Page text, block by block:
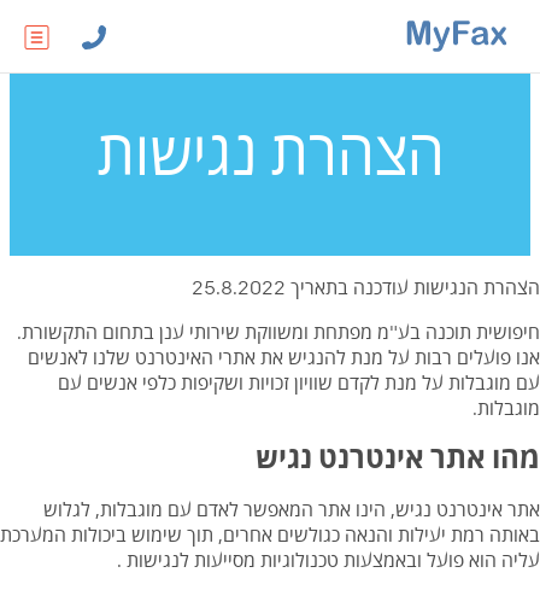
הצהרת נגישות
הצהרת הנגישות עודכנה בתאריך 25.8.2022
חיפושית תוכנה בע"מ מפתחת ומשווקת שירותי ענן בתחום התקשורת.
אנו פועלים רבות על מנת להנגיש את אתרי האינטרנט שלנו לאנשים
עם מוגבלות על מנת לקדם שוויון זכויות ושקיפות כלפי אנשים עם
מוגבלות.
מהו אתר אינטרנט נגיש
אתר אינטרנט נגיש, הינו אתר המאפשר לאדם עם מוגבלות, לגלוש
באותה רמת יעילות והנאה כגולשים אחרים, תוך שימוש ביכולות המערכת
עליה הוא פועל ובאמצעות טכנולוגיות מסייעות לנגישות .